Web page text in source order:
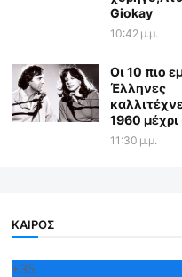
Giokay
10:42 μ.μ.
Οι 10 πιο
Έλληνες
1960
11:30 μ.μ.
ΚΑΙΡΟΣ
+35